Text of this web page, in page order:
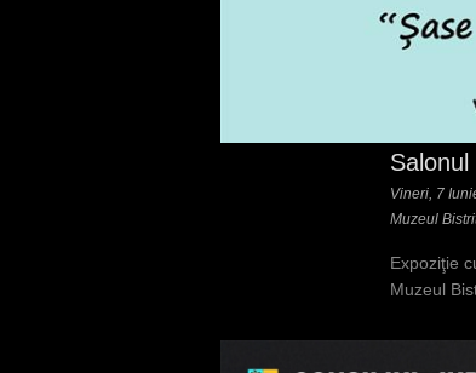
Vineri, 7
Muzeul
Expoziţie
Muzeul